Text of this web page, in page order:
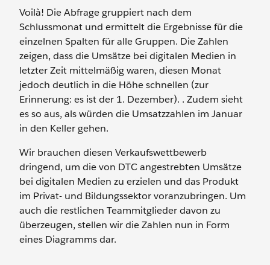
Voilà! Die Abfrage gruppiert nach dem
Schlussmonat und ermittelt die Ergebnisse für die
einzelnen Spalten für alle Gruppen. Die Zahlen
zeigen, dass die Umsätze bei digitalen Medien in
letzter Zeit mittelmäßig waren, diesen Monat
jedoch deutlich in die Höhe schnellen (zur
Erinnerung: es ist der 1. Dezember). . Zudem sieht
es so aus, als würden die Umsatzzahlen im Januar
in den Keller gehen.
Wir brauchen diesen Verkaufswettbewerb
dringend, um die von DTC angestrebten Umsätze
bei digitalen Medien zu erzielen und das Produkt
im Privat- und Bildungssektor voranzubringen. Um
auch die restlichen Teammitglieder davon zu
überzeugen, stellen wir die Zahlen nun in Form
eines Diagramms dar.